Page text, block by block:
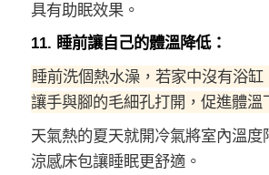
具有助眠效果。
11. 睡前讓自己的體溫降低：
睡前洗個熱水澡，若家中沒有浴缸
讓手與腳的毛細孔打開，促進體溫
天氣熱的夏天就開冷氣將室內溫度
涼感床包讓睡眠更舒適。